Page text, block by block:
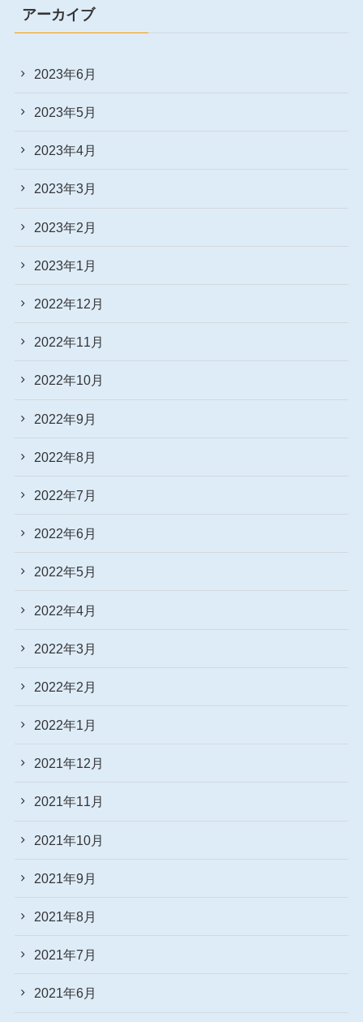
アーカイブ
2023年6月
2023年5月
2023年4月
2023年3月
2023年2月
2023年1月
2022年12月
2022年11月
2022年10月
2022年9月
2022年8月
2022年7月
2022年6月
2022年5月
2022年4月
2022年3月
2022年2月
2022年1月
2021年12月
2021年11月
2021年10月
2021年9月
2021年8月
2021年7月
2021年6月